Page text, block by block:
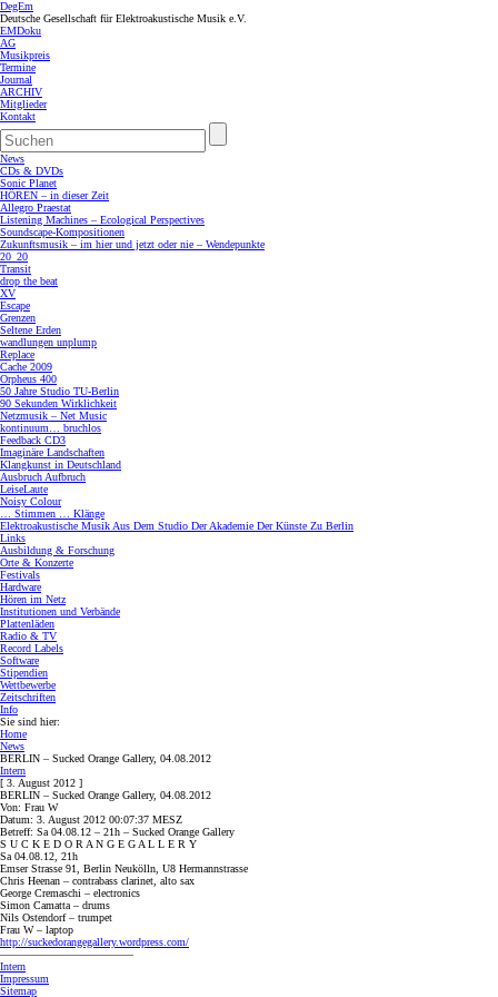
DegEm
Deutsche Gesellschaft für Elektroakustische Musik e.V.
EMDoku
AG
Musikpreis
Termine
Journal
ARCHIV
Mitglieder
Kontakt
News
CDs & DVDs
Sonic Planet
HÖREN – in dieser Zeit
Allegro Praestat
Listening Machines – Ecological Perspectives
Soundscape-Kompositionen
Zukunftsmusik – im hier und jetzt oder nie – Wendepunkte
20_20
Transit
drop the beat
XV
Escape
Grenzen
Seltene Erden
wandlungen unplump
Replace
Cache 2009
Orpheus 400
50 Jahre Studio TU-Berlin
90 Sekunden Wirklichkeit
Netzmusik – Net Music
kontinuum… bruchlos
Feedback CD3
Imaginäre Landschaften
Klangkunst in Deutschland
Ausbruch Aufbruch
LeiseLaute
Noisy Colour
… Stimmen … Klänge
Elektroakustische Musik Aus Dem Studio Der Akademie Der Künste Zu Berlin
Links
Ausbildung & Forschung
Orte & Konzerte
Festivals
Hardware
Hören im Netz
Institutionen und Verbände
Plattenläden
Radio & TV
Record Labels
Software
Stipendien
Wettbewerbe
Zeitschriften
Info
Sie sind hier:
Home
News
BERLIN – Sucked Orange Gallery, 04.08.2012
Intern
[ 3. August 2012 ]
BERLIN – Sucked Orange Gallery, 04.08.2012
Von: Frau W
Datum: 3. August 2012 00:07:37 MESZ
Betreff: Sa 04.08.12 – 21h – Sucked Orange Gallery
S U C K E D O R A N G E G A L L E R Y
Sa 04.08.12, 21h
Emser Strasse 91, Berlin Neukölln, U8 Hermannstrasse
Chris Heenan – contrabass clarinet, alto sax
George Cremaschi – electronics
Simon Camatta – drums
Nils Ostendorf – trumpet
Frau W – laptop
http://suckedorangegallery.wordpress.com/
————————————
Intern
Impressum
Sitemap